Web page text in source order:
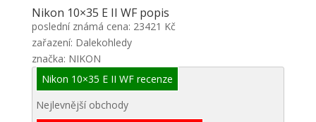
Nikon 10×35 E II WF popis
poslední známá cena: 23421 Kč
zařazení: Dalekohledy
značka: NIKON
Nikon 10×35 E II WF recenze
Nejlevnější obchody